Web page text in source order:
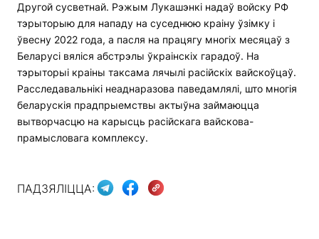
Другой сусветнай. Рэжым Лукашэнкі надаў войску РФ
тэрыторыю для нападу на суседнюю краіну ўзімку і
ўвесну 2022 года, а пасля на працягу многіх месяцаў з
Беларусі вяліся абстрэлы ўкраінскіх гарадоў. На
тэрыторыі краіны таксама лячылі расійскіх вайскоўцаў.
Расследавальнікі неаднаразова паведамлялі, што многія
беларускія прадпрыемствы актыўна займаюцца
вытворчасцю на карысць расійскага вайскова-
прамысловага комплексу.
ПАДЗЯЛІЦЦА: